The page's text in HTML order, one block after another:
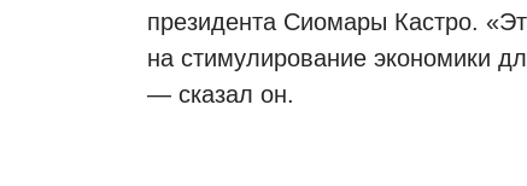
президента Сиомары Кастро.
на стимулирование экономики
— сказал он.